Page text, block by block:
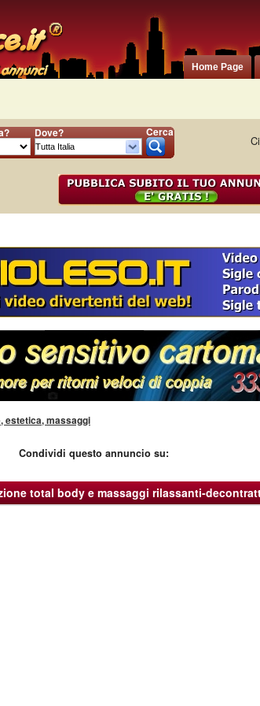
Home Page
Dove? Cerca
estetica, massaggi
Condividi questo annuncio su:
total body e massaggi rilassanti-